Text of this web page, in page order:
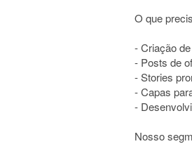
O que
- Criação
- Posts de
- Stories
- Capas
-
Nosso